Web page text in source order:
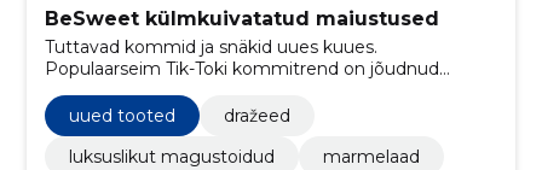
BeSweet külmkuivatatud maiustused
Tuttavad kommid ja snäkid uues kuues.
Populaarseim Tik-Toki kommitrend on jõudnud
Eestisse!
uued tooted
dražeed
luksuslikut magustoidud
marmelaad